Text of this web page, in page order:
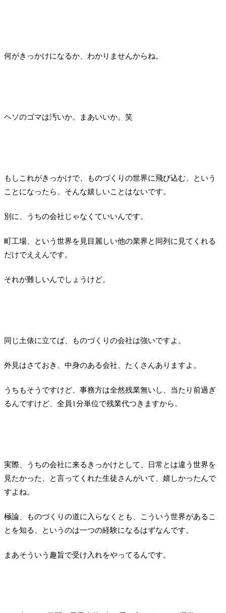
何がきっかけになるか、わかりませんからね。
ヘソのゴマは汚いか。まあいいか。笑
もしこれがきっかけで、ものづくりの世界に飛び込む、という
ことになったら、そんな嬉しいことはないです。
別に、うちの会社じゃなくていいんです。
町工場、という世界を見目麗しい他の業界と同列に見てくれる
だけでええんです。
それが難しいんでしょうけど。
同じ土俵に立てば、ものづくりの会社は強いですよ。
外見はさておき、中身のある会社、たくさんありますよ。
うちもそうですけど、事務方は全然残業無いし、当たり前過ぎ
るんですけど、全員1分単位で残業代つきますから。
実際、うちの会社に来るきっかけとして、日常とは違う世界を
見たかった、と言ってくれた生徒さんがいて、嬉しかったんで
すよね。
極論、ものづくりの道に入らなくとも、こういう世界があるこ
とを知る、というのは一つの経験になるはずなんです。
まあそういう趣旨で受け入れをやってるんです。